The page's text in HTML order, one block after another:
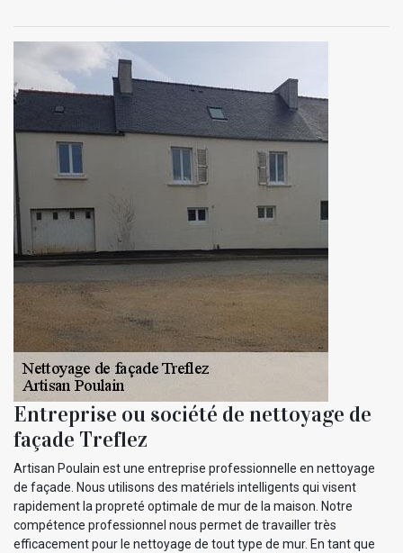
Entreprise ou société de nettoyage de
façade Treflez
Artisan Poulain est une entreprise professionnelle en nettoyage
de façade. Nous utilisons des matériels intelligents qui visent
rapidement la propreté optimale de mur de la maison. Notre
compétence professionnel nous permet de travailler très
efficacement pour le nettoyage de tout type de mur. En tant que